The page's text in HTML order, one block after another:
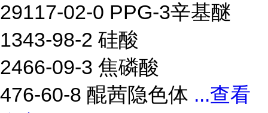
29117-02-0 PPG-3辛基醚
1343-98-2 硅酸
2466-09-3 焦磷酸
476-60-8 醌茜隐色体 ...查看